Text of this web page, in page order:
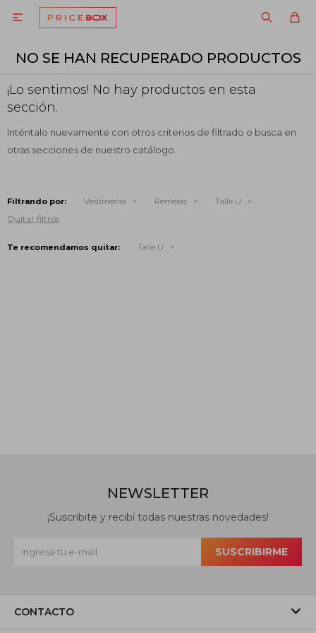

NO SE HAN RECUPERADO PRODUCTOS
¡Lo sentimos! No hay productos en esta
sección.
Inténtalo nuevamente con otros criterios de filtrado o busca en
otras secciones de nuestro catálogo.
Filtrando por: Vestimenta Remeras Talle U
Quitar filtros
Te recomendamos quitar: Talle U
CONTACTO
NEWSLETTER
¡Suscribite y recibí todas nuestras novedades!
SUSCRIBIRME